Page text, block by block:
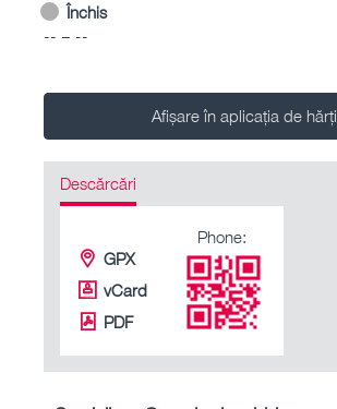
Închis
-- – --
Afișare în aplicația de hărți
Descărcări
GPX
vCard
PDF
Phone: